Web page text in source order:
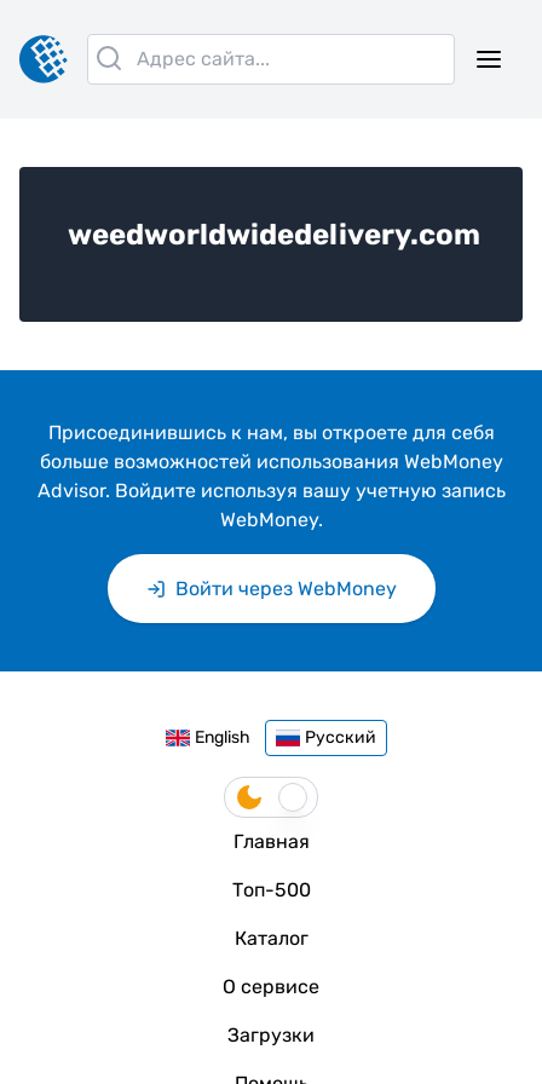
weedworldwidedelivery.com
Присоединившись к нам, вы откроeте для себя
больше возможностей использования WebMoney
Advisor. Войдите используя вашу учетную запись
WebMoney.
Войти через WebMoney
Главная
Топ-500
Каталог
О сервисе
Загрузки
English Русский